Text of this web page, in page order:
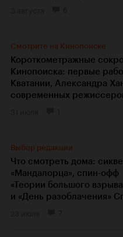
Смотрите на Кинопоиске
Короткометражные
Кинопоиска: первые
Кватании, Александра
современных
Выбор редакции
Что смотреть дома:
«Мандалорца», спин-офф
«Теории большого
и «День разоблачения»